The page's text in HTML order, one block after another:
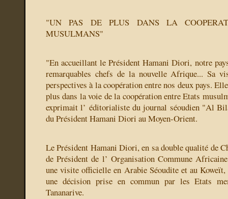
"UN PAS DE PLUS DANS LA
MUSULMANS"
"En accueillant le Président Hamani Diori, notre
remarquables chefs de la nouvelle Afrique... Sa
perspectives à la coopération entre nos deux pays.
plus dans la voie de la coopération entre Etats
exprimait l’ éditorialiste du journal séoudien "Al
du Président Hamani Diori au Moyen-Orient.
Le Président Hamani Diori, en sa double qualité de
de Président de l’ Organisation Commune
une visite officielle en Arabie Séoudite et au Koweït,
une décision prise en commun par les Etats
Tananarive.